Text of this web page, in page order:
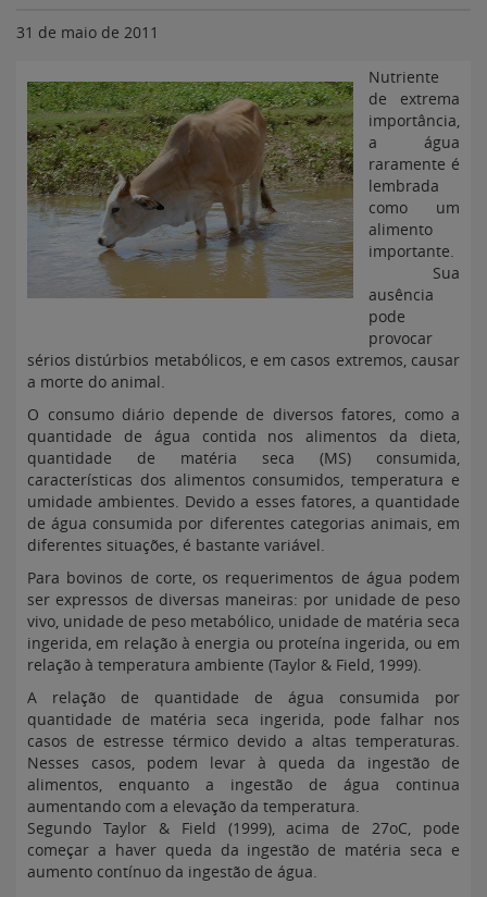
31 de maio de 2011
Nutriente
de extrema
importância,
a água
raramente é
lembrada
como um
alimento
importante.
Sua
ausência
pode
provocar
sérios distúrbios metabólicos, e em casos extremos, causar
a morte do animal.
O consumo diário depende de diversos fatores, como a
quantidade de água contida nos alimentos da dieta,
quantidade de matéria seca (MS) consumida,
características dos alimentos consumidos, temperatura e
umidade ambientes. Devido a esses fatores, a quantidade
de água consumida por diferentes categorias animais, em
diferentes situações, é bastante variável.
Para bovinos de corte, os requerimentos de água podem
ser expressos de diversas maneiras: por unidade de peso
vivo, unidade de peso metabólico, unidade de matéria seca
ingerida, em relação à energia ou proteína ingerida, ou em
relação à temperatura ambiente (Taylor & Field, 1999).
A relação de quantidade de água consumida por
quantidade de matéria seca ingerida, pode falhar nos
casos de estresse térmico devido a altas temperaturas.
Nesses casos, podem levar à queda da ingestão de
alimentos, enquanto a ingestão de água continua
aumentando com a elevação da temperatura.
Segundo Taylor & Field (1999), acima de 27oC, pode
começar a haver queda da ingestão de matéria seca e
aumento contínuo da ingestão de água.